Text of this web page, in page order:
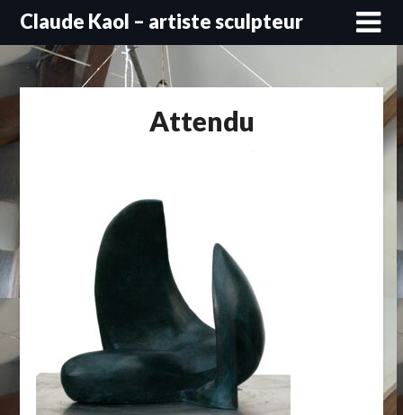
Skip
content
Claude Kaol – artiste sculpteur
Attendu